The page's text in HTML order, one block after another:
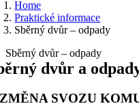
Home
Praktické informace
Sběrný dvůr – odpady
Sběrný dvůr – odpady
dvůr a
SVOZU